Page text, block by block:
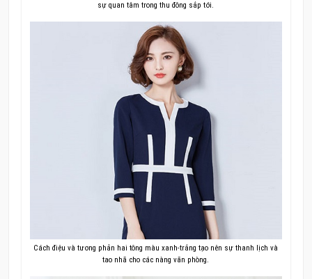
sự quan tâm trong thu đông sắp tới.
Cách điệu và tương phản hai tông màu xanh-trắng tạo nên sự thanh lịch và
tao nhã cho các nàng văn phòng.